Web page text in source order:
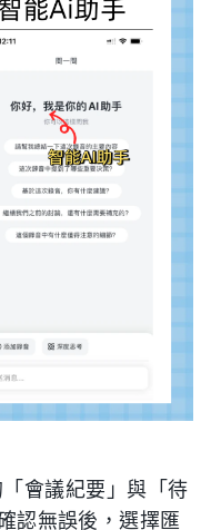
「會議紀要」與「待
認無誤後，選擇匯